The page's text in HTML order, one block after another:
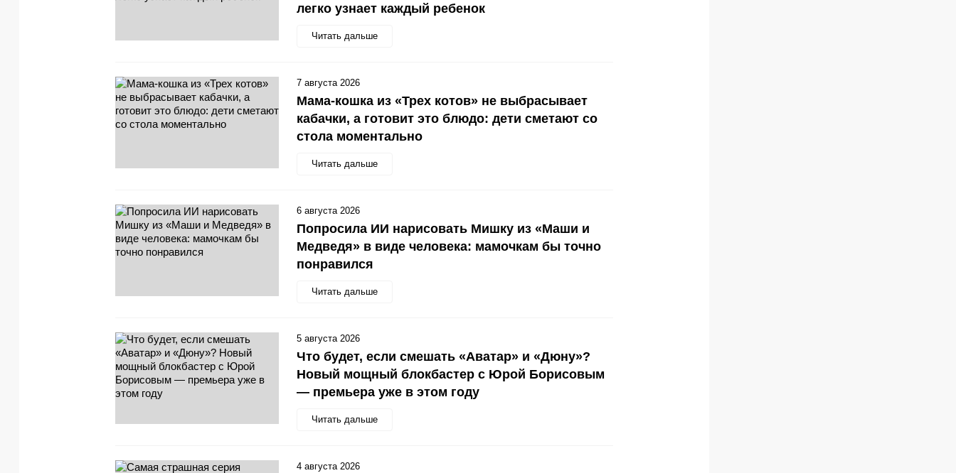
легко узнает каждый ребенок
Читать дальше
Мама-кошка из «Трех котов» не выбрасывает
кабачки, а готовит это блюдо: дети сметают со
стола моментально
Читать дальше
7 августа 2026
Попросила ИИ нарисовать Мишку из «Маши и
Медведя» в виде человека: мамочкам бы точно
понравился
Читать дальше
6 августа 2026
Что будет, если смешать «Аватар» и «Дюну»?
Новый мощный блокбастер с Юрой Борисовым
— премьера уже в этом году
Читать дальше
5 августа 2026
4 августа 2026